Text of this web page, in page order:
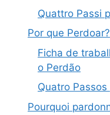
Quattro Passi
Por que Perdoar?
Ficha de
o Perdão
Quatro
Pourquoi